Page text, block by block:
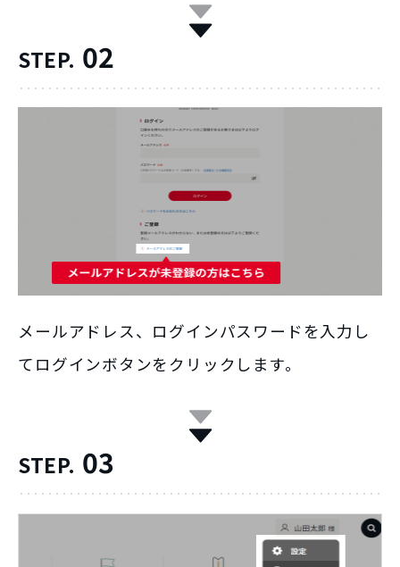
STEP. 02
メールアドレス、ログインパスワードを入力し
てログインボタンをクリックします。
STEP. 03